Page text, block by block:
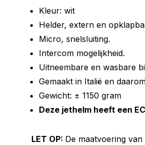
Kleur: wit
Helder, extern en
Micro, snelsluiting.
Intercom mogelijkheid.
Uitneembare en wasbare
Gemaakt in Italië en
Gewicht: ± 1150 gram
Deze jethelm heeft een
LET OP: De maatvoering